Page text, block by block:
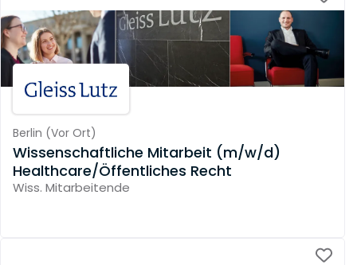
Berlin (Vor Ort)
Wissenschaftliche Mitarbeit (m/w/d)
Healthcare/Öffentliches Recht
Wiss. Mitarbeitende